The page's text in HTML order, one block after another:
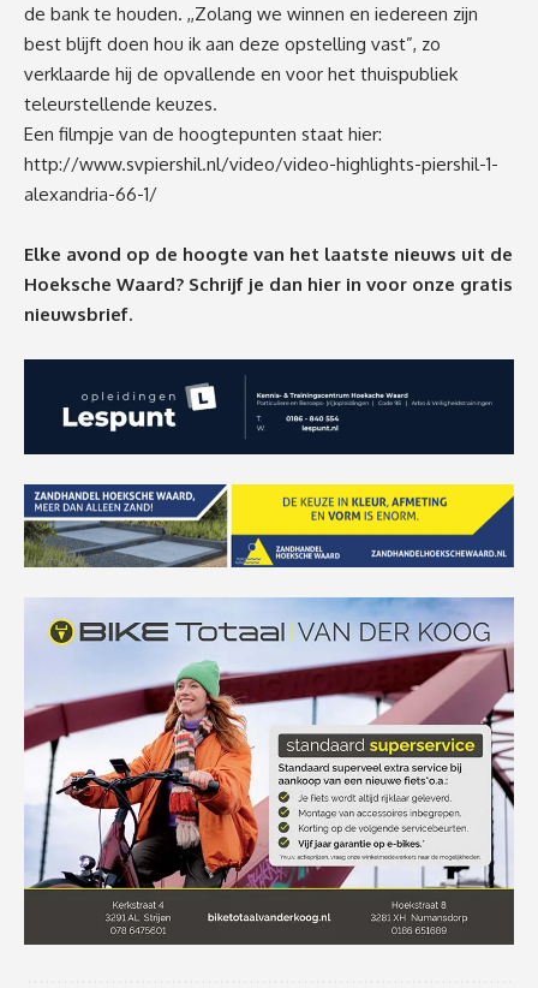
de bank te houden. ,,Zolang we winnen en iedereen zijn
best blijft doen hou ik aan deze opstelling vast”, zo
verklaarde hij de opvallende en voor het thuispubliek
teleurstellende keuzes.
Een filmpje van de hoogtepunten staat hier:
http://www.svpiershil.nl/video/video-highlights-piershil-1-
alexandria-66-1/
Elke avond op de hoogte van het laatste nieuws uit de
Hoeksche Waard? Schrijf je dan hier in voor onze gratis
nieuwsbrief.